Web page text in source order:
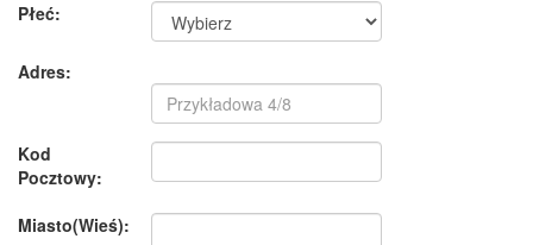
Płeć:
Adres:
Kod
Pocztowy:
Miasto(Wieś):